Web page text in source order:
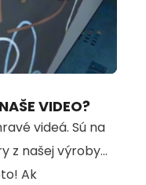
VIDEO?
videá. Sú na
z našej výroby...
Ak